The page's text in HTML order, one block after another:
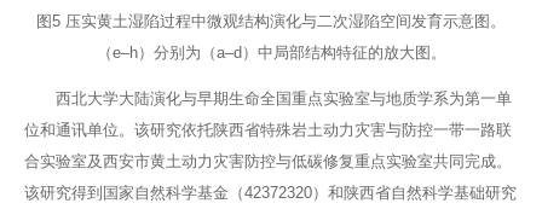
图5 压实黄土湿陷过程中微观结构演化与二次湿陷空间发育示意图。
（e–h）分别为（a–d）中局部结构特征的放大图。
西北大学大陆演化与早期生命全国重点实验室与地质学系为第一单
位和通讯单位。该研究依托陕西省特殊岩土动力灾害与防控一带一路联
合实验室及西安市黄土动力灾害防控与低碳修复重点实验室共同完成。
该研究得到国家自然科学基金（42372320）和陕西省自然科学基础研究